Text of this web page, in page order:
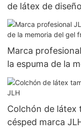
de látex de
Marca
la espuma de la
caliente
Colchón de látex
césped marca